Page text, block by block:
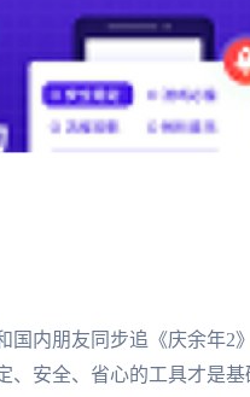
国内朋友同步追《庆余年2
、安全、省心的工具才是